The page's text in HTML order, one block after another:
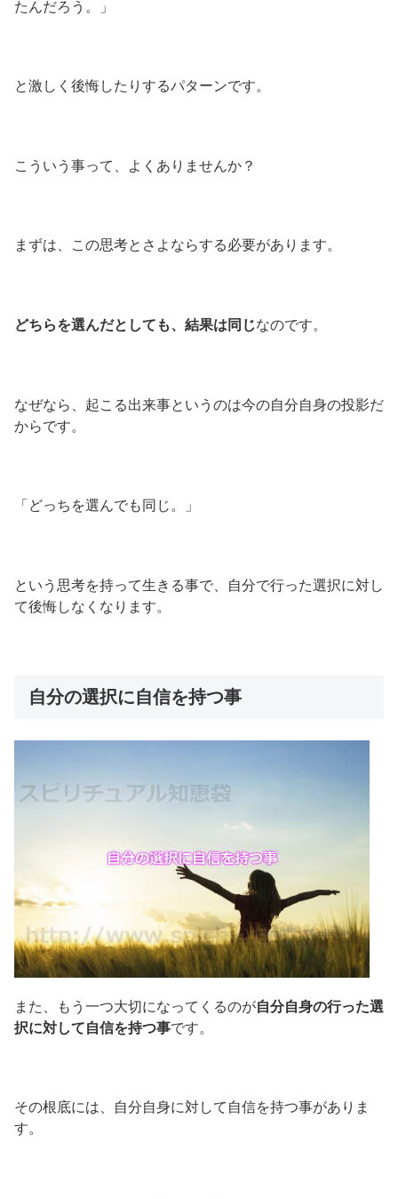
たんだろう。」
と激しく後悔したりするパターンです。
こういう事って、よくありませんか？
まずは、この思考とさよならする必要があります。
どちらを選んだとしても、結果は同じなのです。
なぜなら、起こる出来事というのは今の自分自身の投影だ
からです。
「どっちを選んでも同じ。」
という思考を持って生きる事で、自分で行った選択に対し
て後悔しなくなります。
自分の選択に自信を持つ事
また、もう一つ大切になってくるのが自分自身の行った選
択に対して自信を持つ事です。
その根底には、自分自身に対して自信を持つ事がありま
す。